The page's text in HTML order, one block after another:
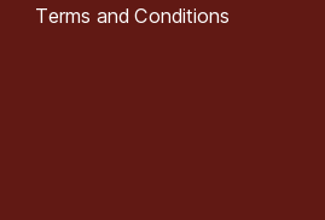
Terms and Conditions